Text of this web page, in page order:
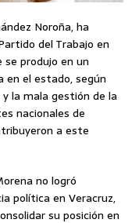
Noroña, ha
del Trabajo en
produjo en un
el estado, según
la mala gestión de la
nacionales de
a este
no logró
política en Veracruz,
su posición en